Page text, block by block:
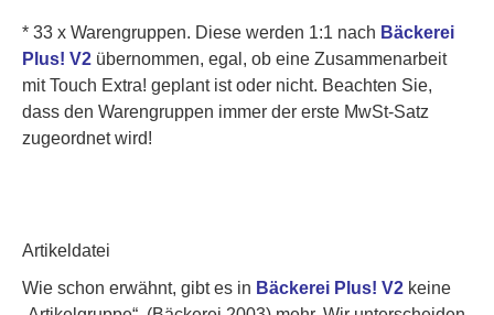
* 33 x Warengruppen. Diese werden 1:1 nach Bäckerei
Plus! V2 übernommen, egal, ob eine Zusammenarbeit
mit Touch Extra! geplant ist oder nicht. Beachten Sie,
dass den Warengruppen immer der erste MwSt-Satz
zugeordnet wird!
Artikeldatei
Wie schon erwähnt, gibt es in Bäckerei Plus! V2 keine